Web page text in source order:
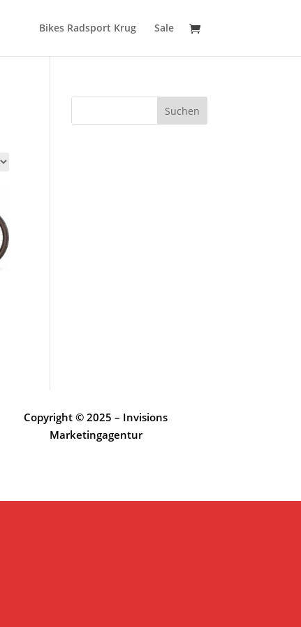
Bikes Radsport Krug Sale
Suchen
Copyright © 2025 – Invisions
Marketingagentur